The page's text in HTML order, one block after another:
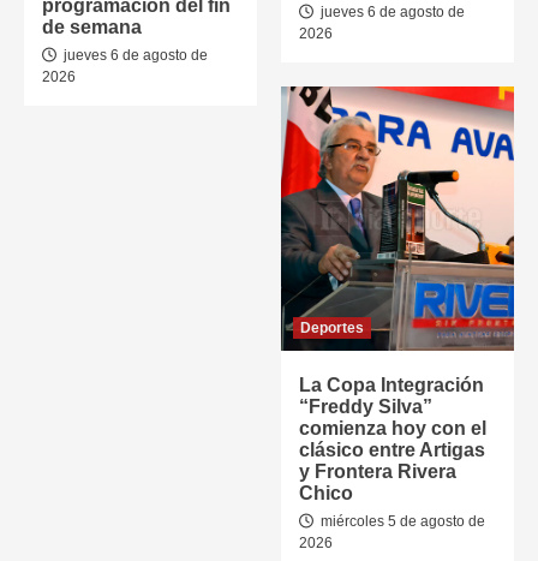
programación del fin
de semana
jueves 6 de agosto de
2026
jueves 6 de agosto de
2026
Deportes
La Copa Integración
“Freddy Silva”
comienza hoy con el
clásico entre Artigas
y Frontera Rivera
Chico
miércoles 5 de agosto de
2026